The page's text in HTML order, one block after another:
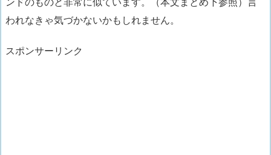
われなきゃ気づかないかもしれません。
スポンサーリンク